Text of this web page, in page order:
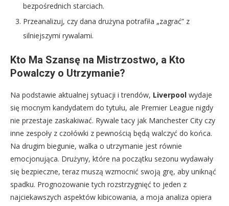
bezpośrednich starciach.
Przeanalizuj, czy dana drużyna potrafiła „zagrać” z
silniejszymi rywalami.
Kto Ma Szansę na Mistrzostwo, a Kto
Powalczy o Utrzymanie?
Na podstawie aktualnej sytuacji i trendów, Liverpool wydaje
się mocnym kandydatem do tytułu, ale Premier League nigdy
nie przestaje zaskakiwać. Rywale tacy jak Manchester City czy
inne zespoły z czołówki z pewnością będą walczyć do końca.
Na drugim biegunie, walka o utrzymanie jest równie
emocjonująca. Drużyny, które na początku sezonu wydawały
się bezpieczne, teraz muszą wzmocnić swoją grę, aby uniknąć
spadku. Prognozowanie tych rozstrzygnięć to jeden z
najciekawszych aspektów kibicowania, a moja analiza opiera